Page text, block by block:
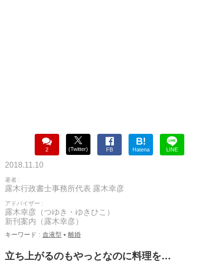
2 (Twitter) FB
B!
Hatena LINE
2018.11.10
著者 :
露木行政書士事務所代表 露木幸彦
アドバイザー :
露木幸彦（つゆき・ゆきひこ）
新刊案内（露木幸彦）
キーワード : 血液型 • 離婚
立ち上がるのもやっとなのに料理を…